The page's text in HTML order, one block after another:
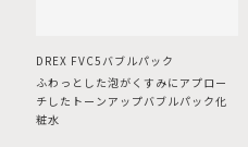
DREX FVC5バブルパック
ふわっとした泡がくすみにアプロー
チしたトーンアップバブルパック化
粧水